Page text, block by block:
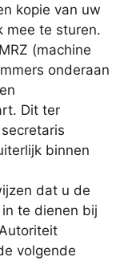
kopie van uw
mee te sturen.
(machine
onderaan
Dit ter
binnen
dat u de
te dienen bij
volgende